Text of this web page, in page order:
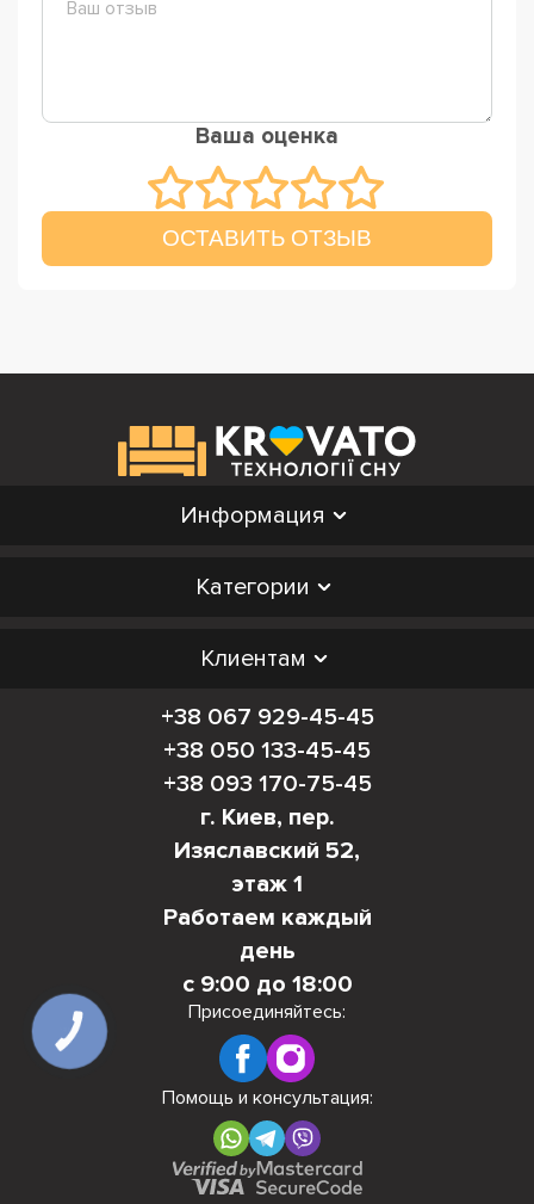
Ваша оценка
ОСТАВИТЬ ОТЗЫВ
Информация
Категории
Клиентам
+38 067 929-45-45
+38 050 133-45-45
+38 093 170-75-45
г. Киев, пер.
Изяславский 52,
этаж 1
Работаем каждый
день
с 9:00 до 18:00
Присоединяйтесь:
Помощь и консультация:
КНОПКА
СВЯЗИ